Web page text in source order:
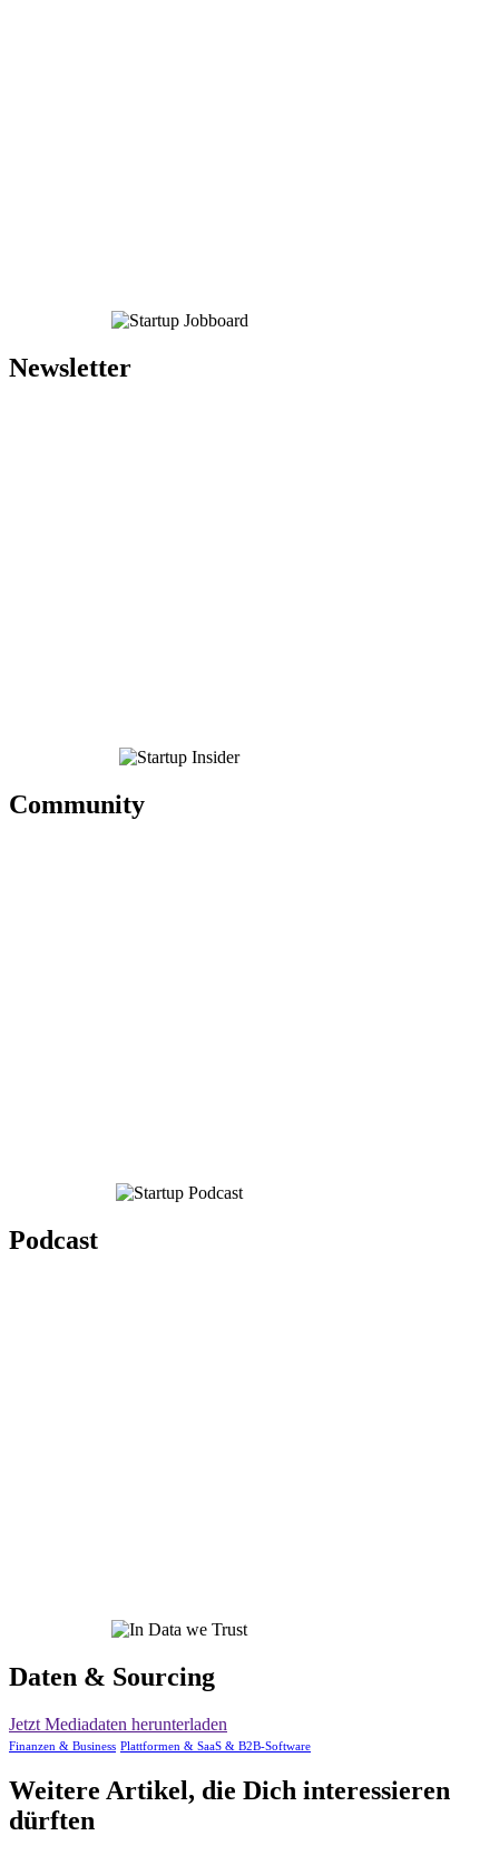
Newsletter
Community
Podcast
Daten & Sourcing
Jetzt Mediadaten herunterladen
Finanzen & Business Plattformen & SaaS & B2B-Software
Weitere Artikel, die Dich interessieren
dürften